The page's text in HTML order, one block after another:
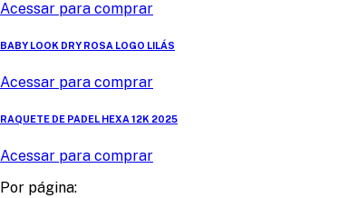
Acessar para comprar
BABY LOOK DRY ROSA LOGO LILÁS
Acessar para comprar
RAQUETE DE PADEL HEXA 12K 2025
Acessar para comprar
Por página: